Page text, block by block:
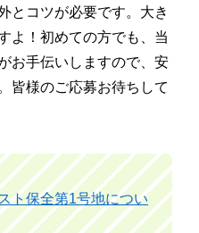
とコツが必要です。大き
よ！初めての方でも、当
お手伝いしますので、安
皆様のご応募お待ちして
ト保全第1号地につい